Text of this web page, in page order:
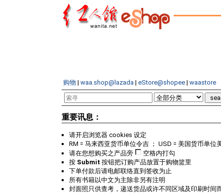
购物 | waa.shop@lazada | eStore@shopee | waastore
重要讯息：
请开启浏览器 cookies 设定
RM = 马来西亚货币单位令吉 ； USD = 美国货币单位
请在您想购买之产品旁
空格内打勾
按 Submit 按钮把订购产品放置于购物篮里
下单付款后请电邮联络直到签收为止
所有书籍以中文为主除非另有注明
封面照只供查考，递送货品或许不同区域及印刷时间